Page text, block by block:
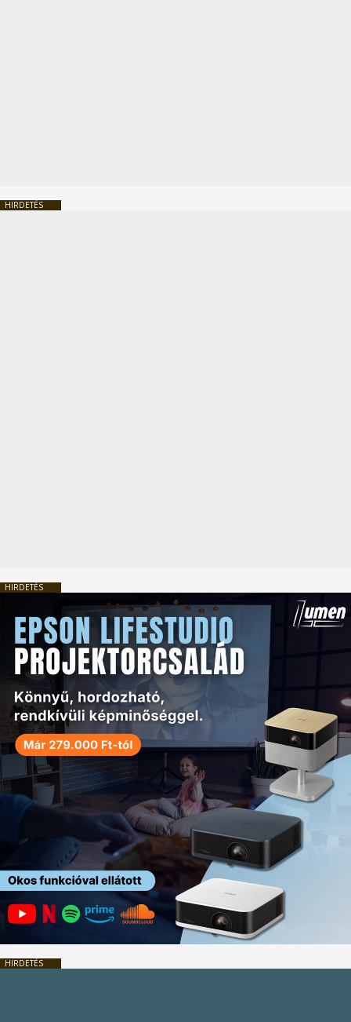
HIRDETÉS
HIRDETÉS
HIRDETÉS